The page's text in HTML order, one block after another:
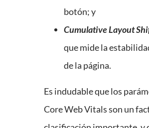
botón; y
Cumulative Layout
que mide la
de la página.
Es indudable que los
Core Web Vitals son un